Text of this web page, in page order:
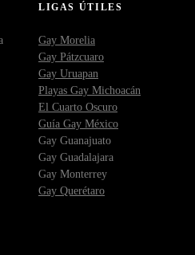
LIGAS ÚTILES
Gay Morelia
Gay Pátzcuaro
Gay Uruapan
Playas Gay Michoacán
El Cuarto Oscuro
Guía Gay México
Gay Guanajuato
Gay Guadalajara
Gay Monterrey
Gay Querétaro